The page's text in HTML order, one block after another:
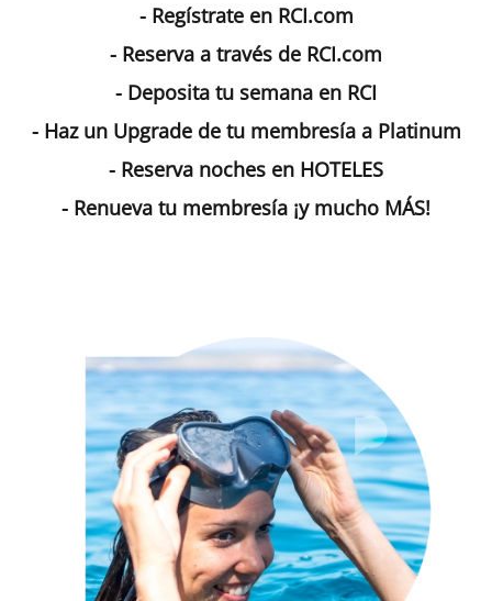
- Regístrate en RCI.com
- Reserva a través de RCI.com
- Deposita tu semana en RCI
- Haz un Upgrade de tu membresía a Platinum
- Reserva noches en HOTELES
- Renueva tu membresía ¡y mucho MÁS!